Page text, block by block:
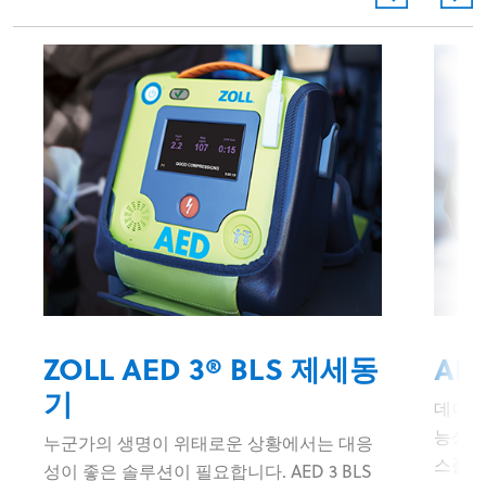
ZOLL AED 3® BLS 제세동
기
누군가의 생명이 위태로운 상황에서는 대응
성이 좋은 솔루션이 필요합니다. AED 3 BLS
데이
능성
스플